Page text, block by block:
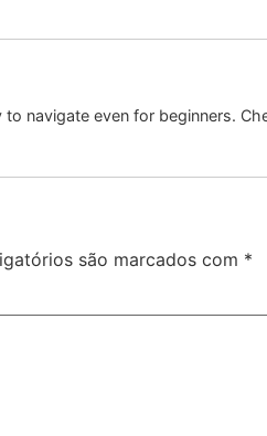
navigate even for beginners.
são marcados com *